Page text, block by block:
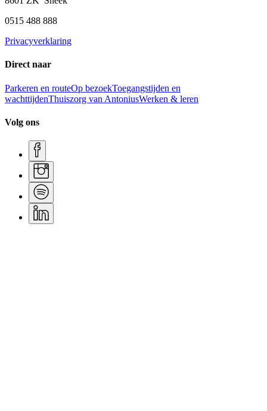
0515 488 888
Privacyverklaring
Direct naar
Parkeren en routeOp bezoekToegangstijden en
wachttijdenThuiszorg van AntoniusWerken & leren
Volg ons